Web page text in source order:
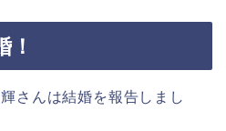
！
さんは結婚を報告しまし